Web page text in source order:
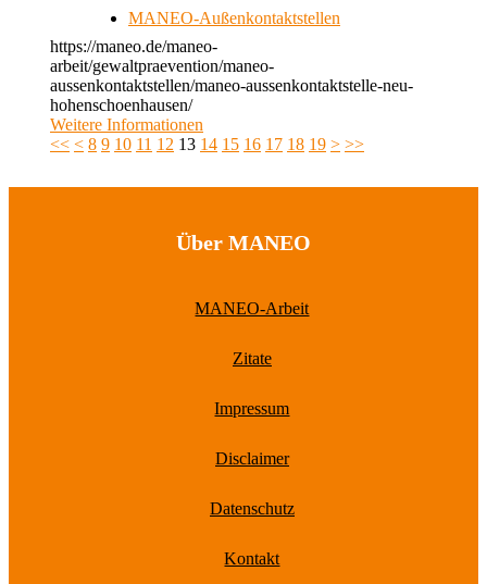
MANEO-Außenkontaktstellen
https://maneo.de/maneo-
arbeit/gewaltpraevention/maneo-
aussenkontaktstellen/maneo-aussenkontaktstelle-neu-
hohenschoenhausen/
Weitere Informationen
<< < 8 9 10 11 12 13 14 15 16 17 18 19 > >>
Über MANEO
MANEO-Arbeit
Zitate
Impressum
Disclaimer
Datenschutz
Kontakt